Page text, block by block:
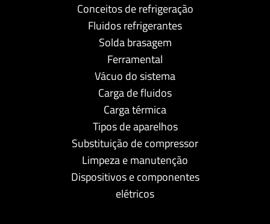
Conceitos de refrigeração
Fluidos refrigerantes
Solda brasagem
Ferramental
Vácuo do sistema
Carga de fluidos
Carga térmica
Tipos de aparelhos
Substituição de compressor
Limpeza e manutenção
Dispositivos e componentes
elétricos